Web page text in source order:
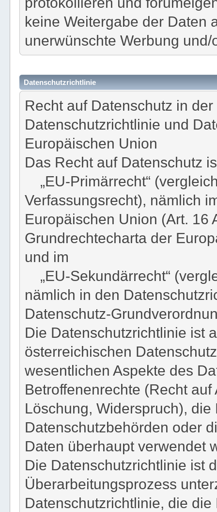
keine Weitergabe der Daten
unerwünschte Werbung und/
Datenschutzrichtlinie
Recht auf Datenschutz in der
Datenschutzrichtlinie und
Europäischen Union
Das Recht auf Datenschutz
„EU-Primärrecht“
Verfassungsrecht), nämlich
Europäischen Union (Art. 16
Grundrechtecharta der
und im
„EU-Sekundärrecht“
nämlich in den
Datenschutz-
Die Datenschutzrichtlinie ist
österreichischen
wesentlichen Aspekte des
Betroffenenrechte (Recht
Löschung, Widerspruch),
Datenschutzbehörden oder
Daten überhaupt verwendet
Die Datenschutzrichtlinie ist
Überarbeitungsprozess
Datenschutzrichtlinie, die